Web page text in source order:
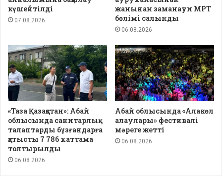
күшейтілді
07.08.2026
жанынан заманауи МРТ
бөлімі салынды
06.08.2026
«Таза Қазақстан»: Абай
облысында санитарлық
талаптарды бұзғандарға
қатысты 7 786 хаттама
толтырылды
06.08.2026
Абай облысында «Алакөл
алаулары» фестивалі
мәреге жетті
06.08.2026